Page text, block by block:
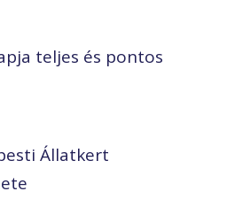
teljes és pontos
Állatkert